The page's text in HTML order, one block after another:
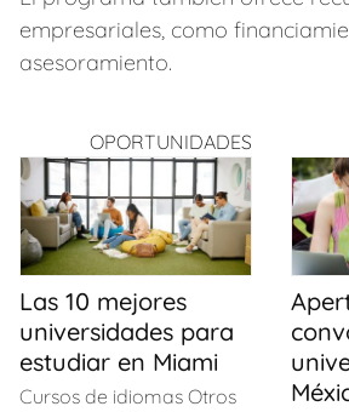
empresariales, como
asesoramiento.
OPORTUNIDADES
Las 10 mejores
universidades para
estudiar en Miami
Cursos de idiomas Otros